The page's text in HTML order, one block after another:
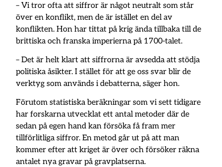
– Vi tror ofta att siffror är något neutralt som står
över en konflikt, men de är istället en del av
konflikten. Hon har tittat på krig ända tillbaka till de
brittiska och franska imperierna på 1700-talet.
– Det är helt klart att siffrorna är avsedda att stödja
politiska åsikter. I stället för att ge oss svar blir de
verktyg som används i debatterna, säger hon.
Förutom statistiska beräkningar som vi sett tidigare
har forskarna utvecklat ett antal metoder där de
sedan på egen hand kan försöka få fram mer
tillförlitliga siffror. En metod går ut på att man
kommer efter att kriget är över och försöker räkna
antalet nya gravar på gravplatserna.